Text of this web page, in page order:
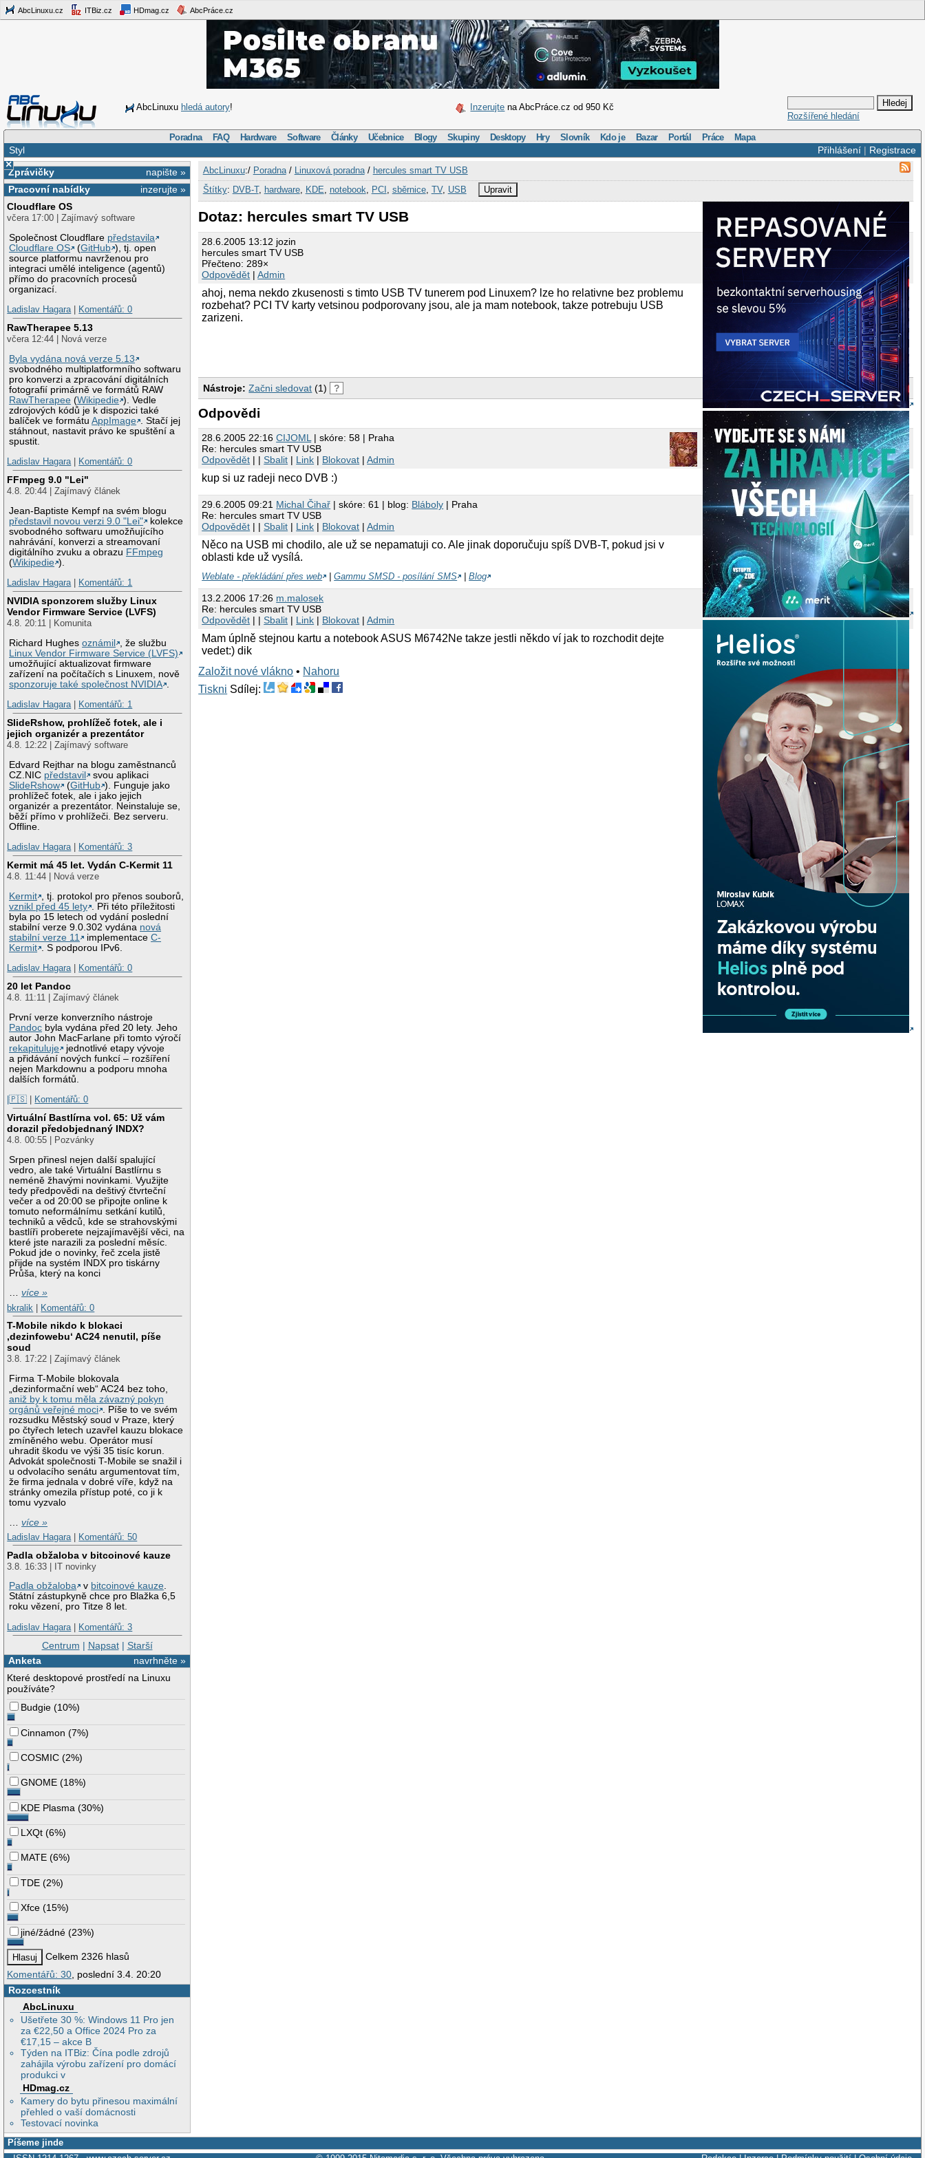
AbcLinuxu.cz ITBiz.cz HDmag.cz AbcPráce.cz
AbcLinuxu hledá autory! Inzerujte na AbcPráce.cz od 950 Kč
Rozšířené hledání
Poradna FAQ Hardware Software Články Učebnice Blogy Skupiny Desktopy Hry Slovník Kdo je Bazar Portál Práce Mapa
Přihlášení| Registrace
Styl
×
napište »
Zprávičky
inzerujte »
Pracovní nabídky
Cloudflare OS
včera 17:00 | Zajímavý software
Společnost Cloudflare představila
Cloudflare OS
(GitHub ), tj. open
source platformu navrženou pro
integraci umělé inteligence (agentů)
přímo do pracovních procesů
organizací.
Ladislav Hagara| Komentářů: 0
RawTherapee 5.13
včera 12:44 | Nová verze
Byla vydána nová verze 5.13
svobodného multiplatformního softwaru
pro konverzi a zpracování digitálních
fotografií primárně ve formátů RAW
RawTherapee (Wikipedie ). Vedle
zdrojových kódů je k dispozici také
balíček ve formátuAppImage
. Stačí jej
stáhnout, nastavit právo ke spuštění a
spustit.
Ladislav Hagara| Komentářů: 0
FFmpeg 9.0 "Lei"
4.8. 20:44 | Zajímavý článek
Jean-Baptiste Kempf na svém blogu
představil novou verzi 9.0 "Lei"
kolekce
svobodného softwaru umožňujícího
nahrávání, konverzi a streamovaní
digitálního zvuku a obrazu FFmpeg
(Wikipedie ).
Ladislav Hagara| Komentářů: 1
NVIDIA sponzorem služby Linux
Vendor Firmware Service (LVFS)
4.8. 20:11 | Komunita
Richard Hughesoznámil
, že službu
Linux Vendor Firmware Service (LVFS)
umožňující aktualizovat firmware
zařízení na počítačích s Linuxem, nově
sponzoruje také společnost NVIDIA
Ladislav Hagara| Komentářů: 1
SlideRshow, prohlížeč fotek, ale i
jejich organizér a prezentátor
4.8. 12:22 | Zajímavý software
Edvard Rejthar na blogu zaměstnanců
CZ.NIC představil
svou aplikaci
SlideRshow
(GitHub ). Funguje jako
prohlížeč fotek, ale i jako jejich
organizér a prezentátor. Neinstaluje se,
běží přímo v prohlížeči. Bez serveru.
Offline.
Ladislav Hagara| Komentářů: 3
Kermit má 45 let. Vydán C-Kermit 11
4.8. 11:44 | Nová verze
Kermit
, tj. protokol pro přenos souborů,
vznikl před 45 lety
. Při této příležitosti
byla po 15 letech od vydání poslední
stabilní verze 9.0.302 vydána nová
stabilní verze 11
implementaceC-
Kermit
. S podporou IPv6.
Ladislav Hagara| Komentářů: 0
20 let Pandoc
4.8. 11:11 | Zajímavý článek
První verze konverzního nástroje
Pandoc byla vydána před 20 lety. Jeho
autor John MacFarlane při tomto výročí
rekapituluje
jednotlivé etapy vývoje
a přidávání nových funkcí – rozšíření
nejen Markdownu a podporu mnoha
dalších formátů.
|🇵🇸
Komentářů: 0
Virtuální Bastlírna vol. 65: Už vám
dorazil předobjednaný INDX?
4.8. 00:55 | Pozvánky
Srpen přinesl nejen další spalující
vedro, ale také Virtuální Bastlírnu s
neméně žhavými novinkami. Využijte
tedy předpovědi na deštivý čtvrteční
večer a od 20:00 se připojte online k
tomuto neformálnímu setkání kutilů,
techniků a vědců, kde se strahovskými
bastlíři proberete nejzajímavější věci, na
které jste narazili za poslední měsíc.
Pokud jde o novinky, řeč zcela jistě
přijde na systém INDX pro tiskárny
Průša, který na konci
…více »
bkralik | Komentářů: 0
T-Mobile nikdo k blokaci
‚dezinfowebu‘ AC24 nenutil, píše
soud
3.8. 17:22 | Zajímavý článek
Firma T-Mobile blokovala
„dezinformační web“ AC24 bez toho,
aniž by k tomu měla závazný pokyn
orgánů veřejné moci
. Píše to ve svém
rozsudku Městský soud v Praze, který
po čtyřech letech uzavřel kauzu blokace
zmíněného webu. Operátor musí
uhradit škodu ve výši 35 tisíc korun.
Advokát společnosti T-Mobile se snažil i
u odvolacího senátu argumentovat tím,
že firma jednala v dobré víře, když na
stránky omezila přístup poté, co ji k
tomu vyzvalo
…více »
Ladislav Hagara| Komentářů: 50
Padla obžaloba v bitcoinové kauze
3.8. 16:33 | IT novinky
Padla obžaloba
v bitcoinové kauze.
Státní zástupkyně chce pro Blažka 6,5
roku vězení, pro Titze 8 let.
Ladislav Hagara| Komentářů: 3
Centrum | Napsat| Starší
navrhněte »
Anketa
Které desktopové prostředí na Linuxu
používáte?
Budgie (10%)
Cinnamon (7%)
COSMIC (2%)
GNOME (18%)
KDE Plasma (30%)
LXQt (6%)
MATE (6%)
TDE (2%)
Xfce (15%)
jiné/žádné (23%)
Celkem 2326 hlasů
Komentářů: 30 , poslední 3.4. 20:20
Rozcestník
AbcLinuxu
Ušetřete 30 %: Windows 11 Pro jen
za €22,50 a Office 2024 Pro za
€17,15 – akce B
Týden na ITBiz: Čína podle zdrojů
zahájila výrobu zařízení pro domácí
produkci v
HDmag.cz
Kamery do bytu přinesou maximální
přehled o vaší domácnosti
Testovací novinka
AbcLinuxu:/ Poradna/ Linuxová poradna/ hercules smart TV USB
Štítky: DVB-T, hardware, KDE notebook PCI sběrnice, TV, USB Upravit
Dotaz: hercules smart TV USB
28.6.2005 13:12 jozin
hercules smart TV USB
Přečteno: 289×
Odpovědět |Admin
ahoj, nema nekdo zkusenosti s timto USB TV tunerem pod Linuxem? lze ho relativne bez problemu
rozbehat? PCI TV karty vetsinou podporovany jsou, ale ja mam notebook, takze potrebuju USB
zarizeni.
Nástroje: Začni sledovat (1) ?
Odpovědi
28.6.2005 22:16CIJOML | skóre: 58 | Praha
Re: hercules smart TV USB
Odpovědět | |Sbalit | Link | Blokovat |Admin
kup si uz radeji neco DVB :)
29.6.2005 09:21 Michal Čihař | skóre: 61 | blog: Bláboly | Praha
Re: hercules smart TV USB
Odpovědět | |Sbalit | Link | Blokovat |Admin
Něco na USB mi chodilo, ale už se nepamatuji co. Ale jinak doporučuju spíš DVB-T, pokud jsi v
oblasti kde už vysílá.
Weblate - překládání přes web |Gammu SMSD - posílání SMS |Blog
13.2.2006 17:26 m.malosek
Re: hercules smart TV USB
Odpovědět | |Sbalit | Link | Blokovat |Admin
Mam úplně stejnou kartu a notebook ASUS M6742Ne takze jestli někdo ví jak to rozchodit dejte
vedet:) dik
Založit nové vlákno • Nahoru
Tiskni Sdílej:
Píšeme jinde